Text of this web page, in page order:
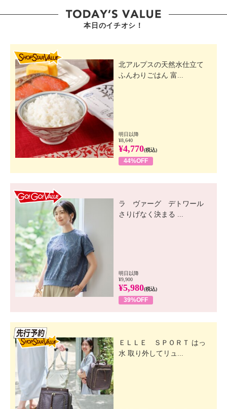
本日のイチオシ！
北アルプスの天然水仕立て
ふんわりごはん 富...
明日以降
¥8,640
¥4,770(税込)
44%OFF
ラ ヴァーグ デトワール
さりげなく決まる ...
明日以降
¥9,900
¥5,980(税込)
39%OFF
ＥＬＬＥ ＳＰＯＲＴ はっ
水 取り外してリュ...